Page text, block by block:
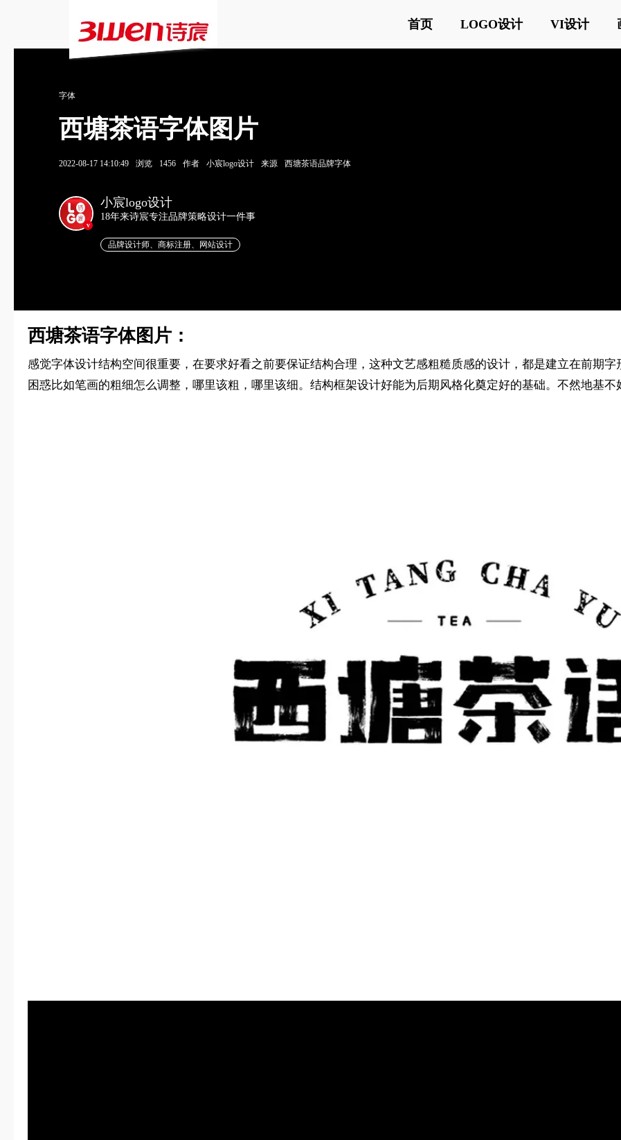
首页 LOGO设计 VI设计
字体
西塘茶语字体图片
2022-08-17 14:10:49 浏览 1456 作者 小宸logo设计 来源 西塘茶语品牌字体
v
小宸logo设计
18年来诗宸专注品牌策略设计一件事
品牌设计师、商标注册、网站设计
西塘茶语字体图片：
感觉字体设计结构空间很重要，在要求好看之前要保证结构合理，这种文艺感粗糙质感的设计，都是建立在前期
困惑比如笔画的粗细怎么调整，哪里该粗，哪里该细。结构框架设计好能为后期风格化奠定好的基础。不然地基不